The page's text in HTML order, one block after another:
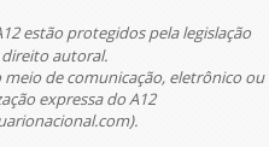
estão protegidos pela legislação
autoral.
de comunicação, eletrônico ou
expressa do A12